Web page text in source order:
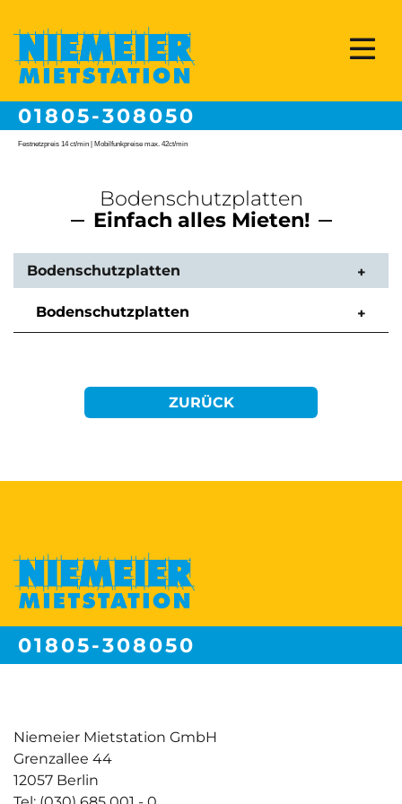
01805-308050
Festnetzpreis 14 ct/min | Mobilfunkpreise max. 42ct/min
Bodenschutzplatten
Einfach alles Mieten!
Bodenschutzplatten
Bodenschutzplatten
ZURÜCK
01805-308050
Niemeier Mietstation GmbH
Grenzallee 44
12057 Berlin